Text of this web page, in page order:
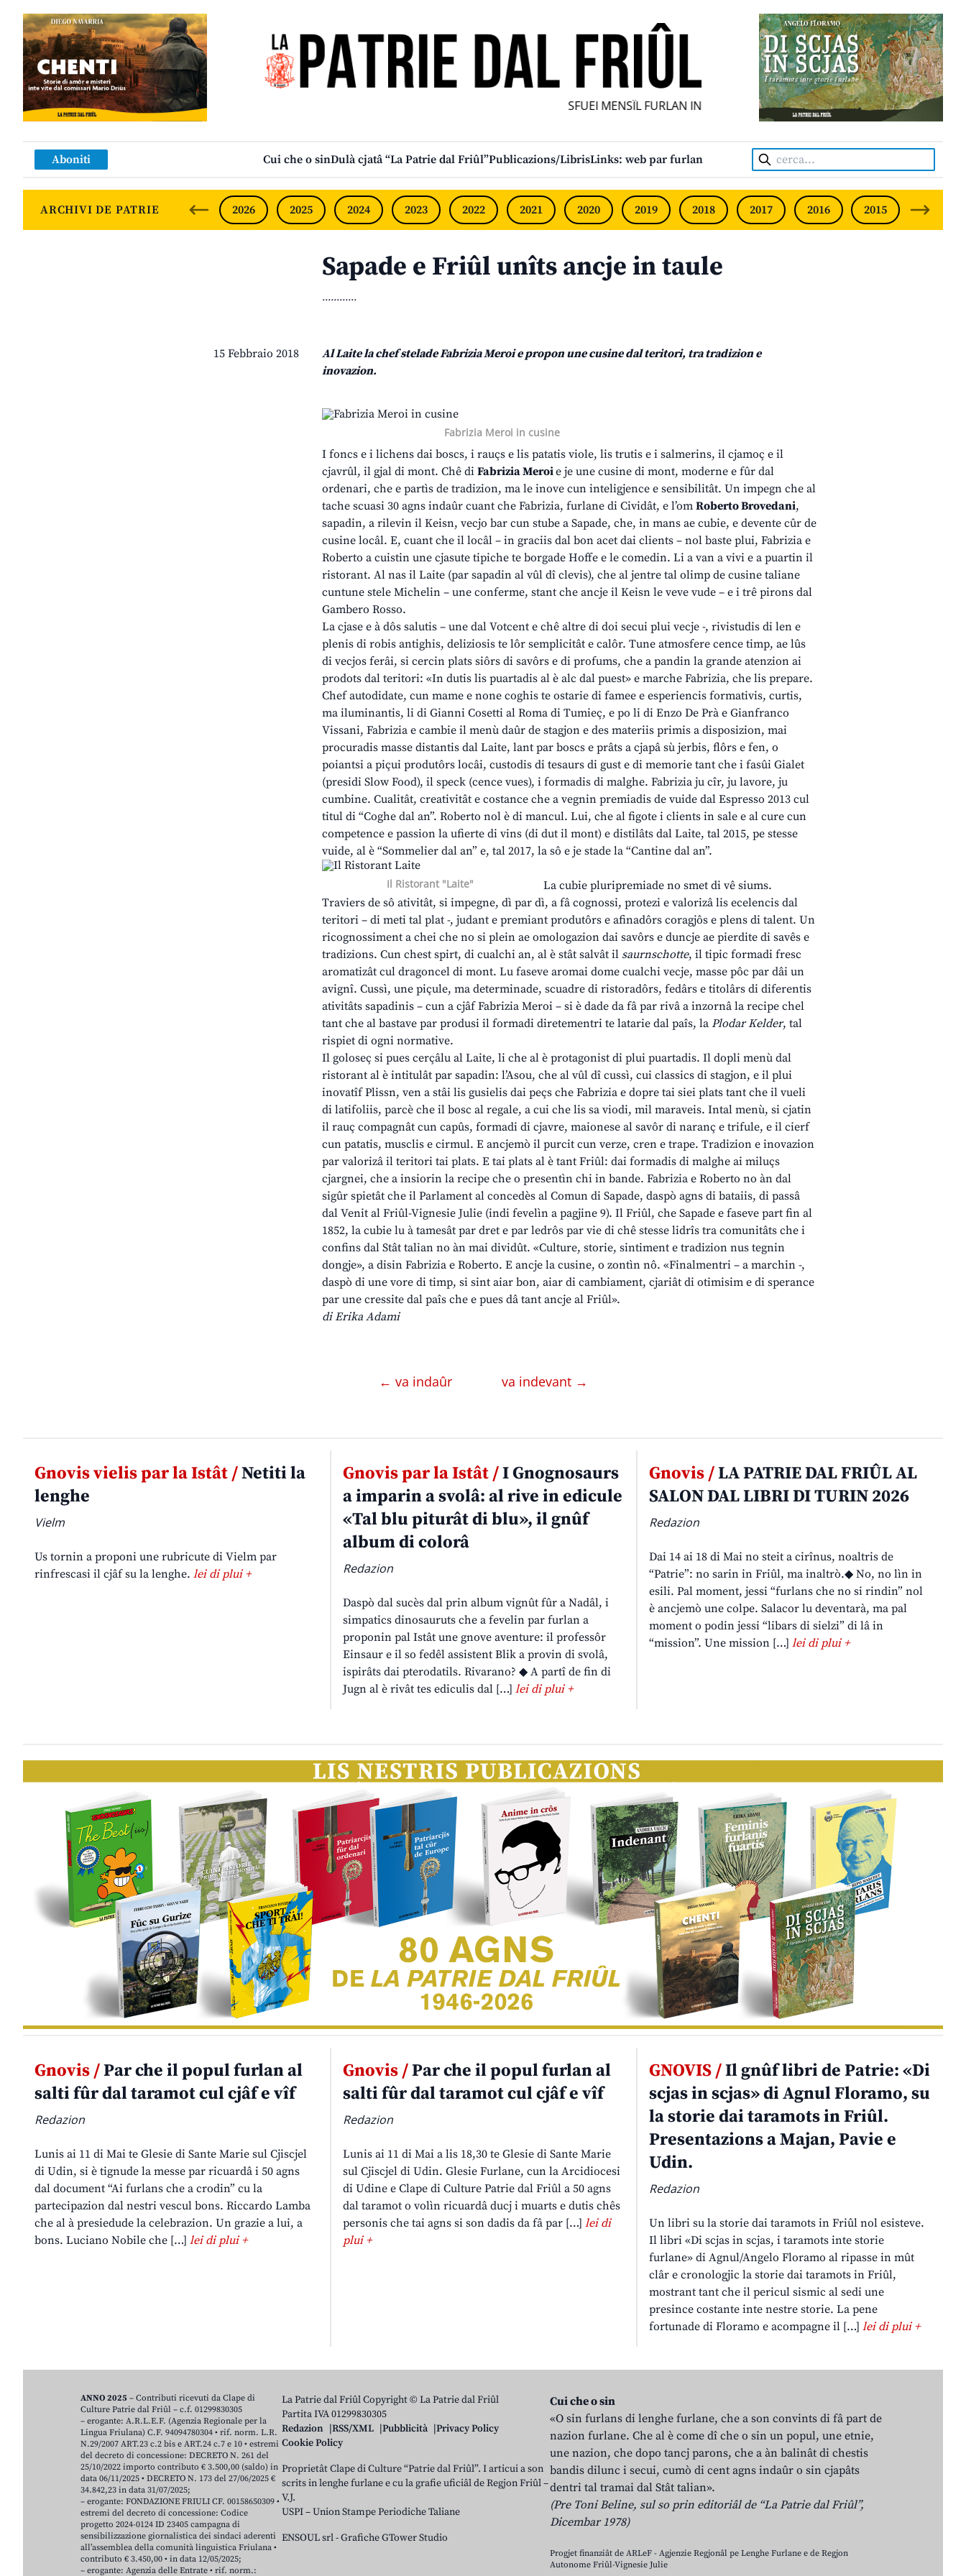
SFUEI MENSÎL FURLAN INDIPENDENT • INDEPENDENT FRIULIAN MONTHLY •
Aboniti Cui che o sinDulà cjatâ “La Patrie dal Friûl”Publicazions/LibrisLinks: web par furlan Cerca:
ARCHIVI DE PATRIE 2026 2025 2024 2023 2022 2021 2020 2019 2018 2017 2016 2015 2014
Sapade e Friûl unîts ancje in taule
............
15 Febbraio 2018
Al Laite la chef stelade Fabrizia Meroi e propon une cusine dal teritori, tra tradizion e
inovazion.
Fabrizia Meroi in cusine
I foncs e i lichens dai boscs, i rauçs e lis patatis viole, lis trutis e i salmerins, il cjamoç e il
cjavrûl, il gjal di mont. Chê di Fabrizia Meroie je une cusine di mont, moderne e fûr dal
ordenari, che e partìs de tradizion, ma le inove cun inteligjence e sensibilitât. Un impegn che al
tache scuasi 30 agns indaûr cuant che Fabrizia, furlane di Cividât, e l’om Roberto Brovedani,
sapadin, a rilevin il Keisn, vecjo bar cun stube a Sapade, che, in mans ae cubie, e devente cûr de
cusine locâl. E, cuant che il locâl – in graciis dal bon acet dai clients – nol baste plui, Fabrizia e
Roberto a cuistin une cjasute tipiche te borgade Hoffe e le comedin. Li a van a vivi e a puartin il
ristorant. Al nas il Laite (par sapadin al vûl dî clevis), che al jentre tal olimp de cusine taliane
cuntune stele Michelin – une conferme, stant che ancje il Keisn le veve vude – e i trê pirons dal
Gambero Rosso.
La cjase e à dôs salutis – une dal Votcent e chê altre di doi secui plui vecje -, rivistudis di len e
plenis di robis antighis, deliziosis te lôr semplicitât e calôr. Tune atmosfere cence timp, ae lûs
di vecjos ferâi, si cercin plats siôrs di savôrs e di profums, che a pandin la grande atenzion ai
prodots dal teritori: «In dutis lis puartadis al è alc dal puest» e marche Fabrizia, che lis prepare.
Chef autodidate, cun mame e none coghis te ostarie di famee e esperiencis formativis, curtis,
ma iluminantis, li di Gianni Cosetti al Roma di Tumieç, e po li di Enzo De Prà e Gianfranco
Vissani, Fabrizia e cambie il menù daûr de stagjon e des materiis primis a disposizion, mai
procuradis masse distantis dal Laite, lant par boscs e prâts a cjapâ sù jerbis, flôrs e fen, o
poiantsi a piçui produtôrs locâi, custodis di tesaurs di gust e di memorie tant che i fasûi Gialet
(presidi Slow Food), il speck (cence vues), i formadis di malghe. Fabrizia ju cîr, ju lavore, ju
cumbine. Cualitât, creativitât e costance che a vegnin premiadis de vuide dal Espresso 2013 cul
titul di “Coghe dal an”. Roberto nol è di mancul. Lui, che al figote i clients in sale e al cure cun
competence e passion la ufierte di vins (di dut il mont) e distilâts dal Laite, tal 2015, pe stesse
vuide, al è “Sommelier dal an” e, tal 2017, la sô e je stade la “Cantine dal an”.
Il Ristorant "Laite"
La cubie pluripremiade no smet di vê siums.
Traviers de sô ativitât, si impegne, dì par dì, a fâ cognossi, protezi e valorizâ lis ecelencis dal
teritori – di meti tal plat -, judant e premiant produtôrs e afinadôrs coragjôs e plens di talent. Un
ricognossiment a chei che no si plein ae omologazion dai savôrs e duncje ae pierdite di savês e
tradizions. Cun chest spirt, di cualchi an, al è stât salvât il saurnschotte, il tipic formadi fresc
aromatizât cul dragoncel di mont. Lu faseve aromai dome cualchi vecje, masse pôc par dâi un
avignî. Cussì, une piçule, ma determinade, scuadre di ristoradôrs, fedârs e titolârs di diferentis
ativitâts sapadinis – cun a cjâf Fabrizia Meroi – si è dade da fâ par rivâ a inzornâ la recipe chel
tant che al bastave par produsi il formadi diretementri te latarie dal paîs, la Plodar Kelder, tal
rispiet di ogni normative.
Il goloseç si pues cerçâlu al Laite, li che al è protagonist di plui puartadis. Il dopli menù dal
ristorant al è intitulât par sapadin: l’Asou, che al vûl dî cussì, cui classics di stagjon, e il plui
inovatîf Plissn, ven a stâi lis gusielis dai peçs che Fabrizia e dopre tai siei plats tant che il vueli
di latifoliis, parcè che il bosc al regale, a cui che lis sa viodi, mil maraveis. Intal menù, si cjatin
il rauç compagnât cun capûs, formadi di cjavre, maionese al savôr di naranç e trifule, e il cierf
cun patatis, musclis e cirmul. E ancjemò il purcit cun verze, cren e trape. Tradizion e inovazion
par valorizâ il teritori tai plats. E tai plats al è tant Friûl: dai formadis di malghe ai miluçs
cjargnei, che a insiorin la recipe che o presentìn chi in bande. Fabrizia e Roberto no àn dal
sigûr spietât che il Parlament al concedès al Comun di Sapade, daspò agns di bataiis, di passâ
dal Venit al Friûl-Vignesie Julie (indi fevelìn a pagjine 9). Il Friûl, che Sapade e faseve part fin al
1852, la cubie lu à tamesât par dret e par ledrôs par vie di chê stesse lidrîs tra comunitâts che i
confins dal Stât talian no àn mai dividût. «Culture, storie, sintiment e tradizion nus tegnin
dongje», a disin Fabrizia e Roberto. E ancje la cusine, o zontìn nô. «Finalmentri – a marchin -,
daspò di une vore di timp, si sint aiar bon, aiar di cambiament, cjariât di otimisim e di sperance
par une cressite dal paîs che e pues dâ tant ancje al Friûl».
di Erika Adami
← va indaûr va indevant →
Gnovis vielis par la Istât /Netiti la
lenghe
Vielm
Us tornin a proponi une rubricute di Vielm par
rinfrescasi il cjâf su la lenghe. lei di plui +
Gnovis par la Istât /I Gnognosaurs
a imparin a svolâ: al rive in edicule
«Tal blu piturât di blu», il gnûf
album di colorâ
Redazion
Daspò dal sucès dal prin album vignût fûr a Nadâl, i
simpatics dinosauruts che a fevelin par furlan a
proponin pal Istât une gnove aventure: il professôr
Einsaur e il so fedêl assistent Blik a provin di svolâ,
ispirâts dai pterodatils. Rivarano? ◆ A partî de fin di
Jugn al è rivât tes ediculis dal […] lei di plui +
Gnovis /LA PATRIE DAL FRIÛL AL
SALON DAL LIBRI DI TURIN 2026
Redazion
Dai 14 ai 18 di Mai no steit a cirînus, noaltris de
“Patrie”: no sarin in Friûl, ma inaltrò.◆ No, no lìn in
esili. Pal moment, jessi “furlans che no si rindin” nol
è ancjemò une colpe. Salacor lu deventarà, ma pal
moment o podin jessi “libars di sielzi” di lâ in
“mission”. Une mission […]lei di plui +
Gnovis /Par che il popul furlan al
salti fûr dal taramot cul cjâf e vîf
Redazion
Lunis ai 11 di Mai te Glesie di Sante Marie sul Cjiscjel
di Udin, si è tignude la messe par ricuardâ i 50 agns
dal document “Ai furlans che a crodin” cu la
partecipazion dal nestri vescul bons. Riccardo Lamba
che al à presiedude la celebrazion. Un grazie a lui, a
bons. Luciano Nobile che […] lei di plui +
Gnovis /Par che il popul furlan al
salti fûr dal taramot cul cjâf e vîf
Redazion
Lunis ai 11 di Mai a lis 18,30 te Glesie di Sante Marie
sul Cjiscjel di Udin. Glesie Furlane, cun la Arcidiocesi
di Udine e Clape di Culture Patrie dal Friûl a 50 agns
dal taramot o volìn ricuardâ ducj i muarts e dutis chês
personis che tai agns si son dadis da fâ par […] lei di
plui +
GNOVIS /Il gnûf libri de Patrie: «Di
scjas in scjas» di Agnul Floramo, su
la storie dai taramots in Friûl.
Presentazions a Majan, Pavie e
Udin.
Redazion
Un libri su la storie dai taramots in Friûl nol esisteve.
Il libri «Di scjas in scjas, i taramots inte storie
furlane» di Agnul/Angelo Floramo al ripasse in mût
clâr e cronologjic la storie dai taramots in Friûl,
mostrant tant che il pericul sismic al sedi une
presince costante inte nestre storie. La pene
fortunade di Floramo e acompagne il […]lei di plui +
La Patrie dal Friûl Copyright © La Patrie dal Friûl
Partita IVA 01299830305
Redazion
RSS/XML Pubblicità
Privacy Policy
Cookie Policy
Proprietât Clape di Culture “Patrie dal Friûl”. I articui a son
scrits in lenghe furlane e cu la grafie uficiâl de Regjon Friûl –
V.J.
USPI – Union Stampe Periodiche Taliane
ENSOUL srl-Grafiche GTower Studio
Cui che o sin
«O sin furlans di lenghe furlane, che a son convints di fâ part de
nazion furlane. Che al è come dî che o sin un popul, une etnie,
une nazion, che dopo tancj parons, che a àn balinât di chestis
bandis dilunc i secui, cumò di cent agns indaûr o sin cjapâts
dentri tal tramai dal Stât talian».
(Pre Toni Beline, sul so prin editoriâl de “La Patrie dal Friûl”,
Dicembar 1978)
Progjet finanziât de ARLeF - Agjenzie Regjonâl pe Lenghe Furlane e de Regjon
Autonome Friûl-Vignesie Julie
ANNO 2025 – Contributi ricevuti da Clape di
Culture Patrie dal Friûl – c.f. 01299830305
– erogante: A.R.L.E.F. (Agenzia Regionale per la
Lingua Friulana) C.F. 94094780304 • rif. norm. L.R.
N.29/2007 ART.23 c.2 bis e ART.24 c.7 e 10 • estremi
del decreto di concessione: DECRETO N. 261 del
25/10/2022 importo contributo € 3.500,00 (saldo) in
data 06/11/2025 • DECRETO N. 173 del 27/06/2025 €
34.842,23 in data 31/07/2025;
– erogante: FONDAZIONE FRIULI CF. 00158650309 •
estremi del decreto di concessione: Codice
progetto 2024-0124 ID 23405 campagna di
sensibilizzazione giornalistica dei sindaci aderenti
all’assemblea della comunità linguistica Friulana •
contributo € 3.450,00 • in data 12/05/2025;
– erogante: Agenzia delle Entrate • rif. norm.: